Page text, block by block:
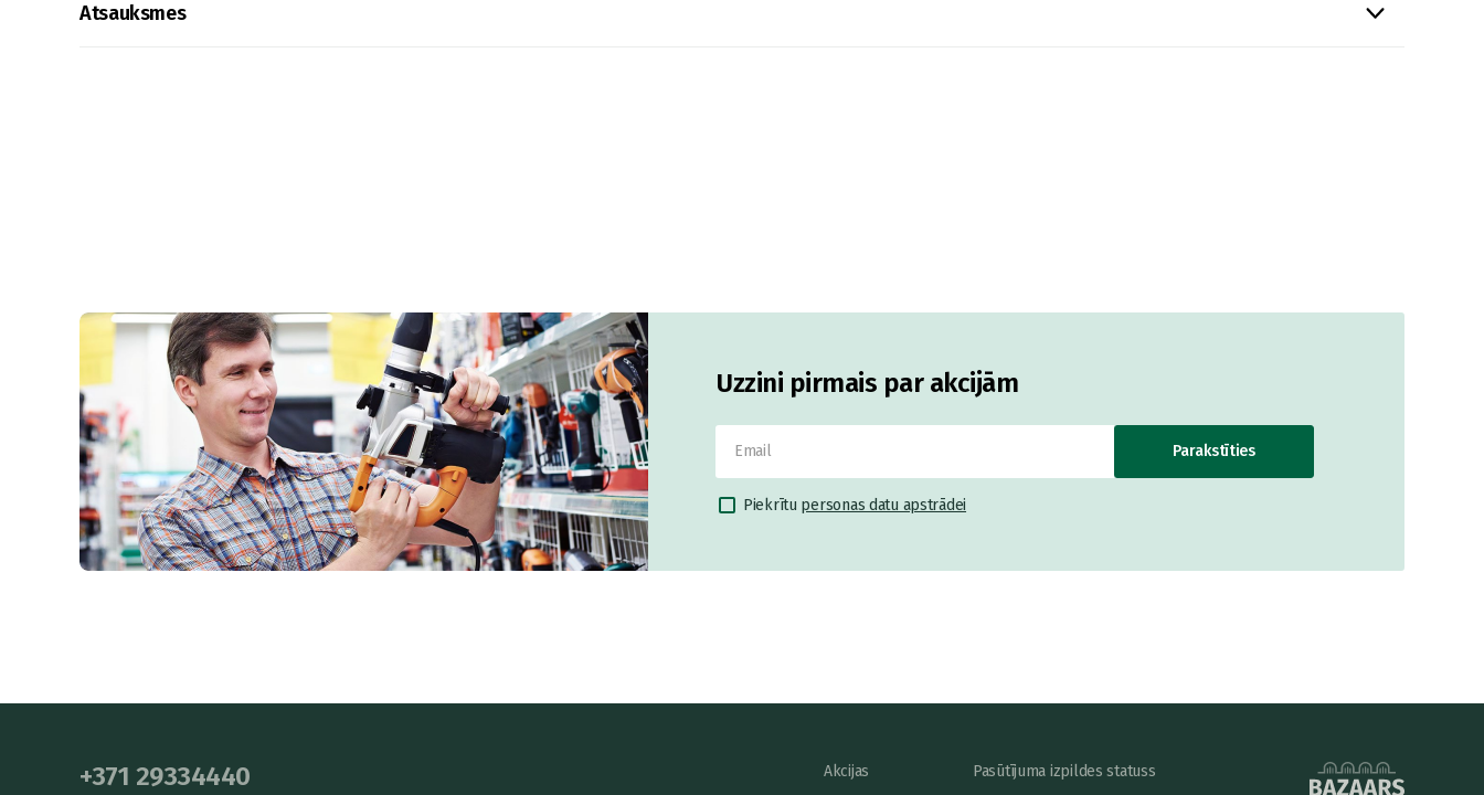
Atsauksmes
Uzzini pirmais par akcijām
Parakstīties
Piekrītu personas datu apstrādei
+371 29334440 Akcijas Pasūtījuma izpildes statuss